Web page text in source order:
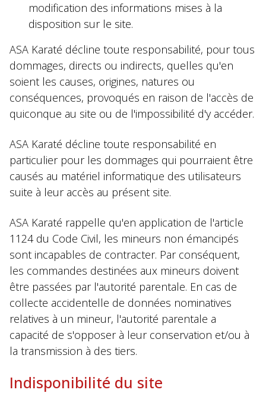
modification des informations mises à la
disposition sur le site.
ASA Karaté décline toute responsabilité, pour tous
dommages, directs ou indirects, quelles qu'en
soient les causes, origines, natures ou
conséquences, provoqués en raison de l'accès de
quiconque au site ou de l'impossibilité d'y accéder.
ASA Karaté décline toute responsabilité en
particulier pour les dommages qui pourraient être
causés au matériel informatique des utilisateurs
suite à leur accès au présent site.
ASA Karaté rappelle qu'en application de l'article
1124 du Code Civil, les mineurs non émancipés
sont incapables de contracter. Par conséquent,
les commandes destinées aux mineurs doivent
être passées par l'autorité parentale. En cas de
collecte accidentelle de données nominatives
relatives à un mineur, l'autorité parentale a
capacité de s'opposer à leur conservation et/ou à
la transmission à des tiers.
Indisponibilité du site